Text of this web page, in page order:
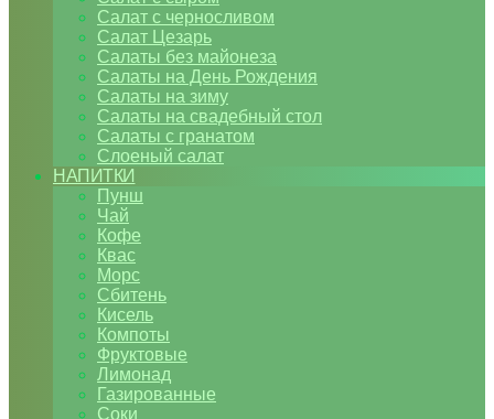
Салат с черносливом
Салат Цезарь
Салаты без майонеза
Салаты на День Рождения
Салаты на зиму
Салаты на свадебный стол
Салаты с гранатом
Слоеный салат
НАПИТКИ
Пунш
Чай
Кофе
Квас
Морс
Сбитень
Кисель
Компоты
Фруктовые
Лимонад
Газированные
Соки